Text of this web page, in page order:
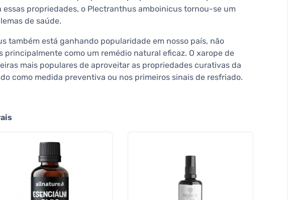
propriedades, o Plectranthus amboinicus tornou-se um
de saúde.
também está ganhando popularidade em nosso país, não
principalmente como um remédio natural eficaz. O xarope de
mais populares de aproveitar as propriedades curativas da
como medida preventiva ou nos primeiros sinais de resfriado.